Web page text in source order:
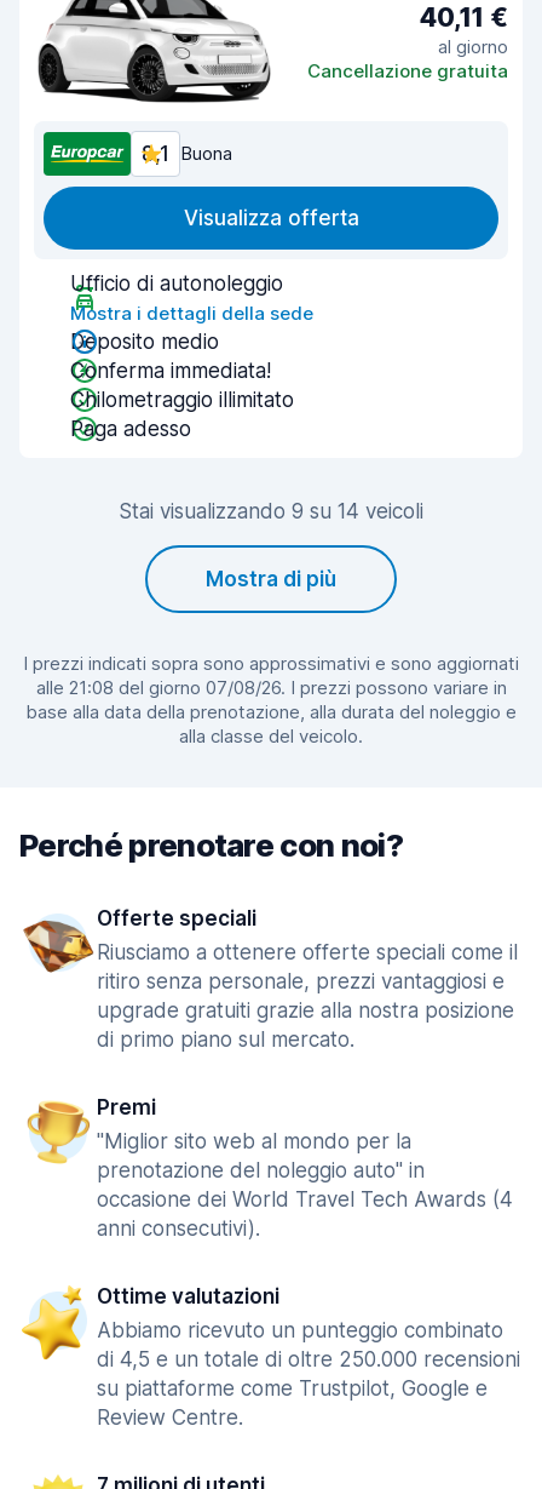
40,11 €
al giorno
Cancellazione gratuita
8,1 Buona
Visualizza offerta
Ufficio di autonoleggio
Mostra i dettagli della sede
Deposito medio
Conferma immediata!
Chilometraggio illimitato
Paga adesso
Stai visualizzando 9 su 14 veicoli
Mostra di più
I prezzi indicati sopra sono approssimativi e sono aggiornati
alle 21:08 del giorno 07/08/26. I prezzi possono variare in
base alla data della prenotazione, alla durata del noleggio e
alla classe del veicolo.
Perché prenotare con noi?
Offerte speciali
Riusciamo a ottenere offerte speciali come il
ritiro senza personale, prezzi vantaggiosi e
upgrade gratuiti grazie alla nostra posizione
di primo piano sul mercato.
Premi
"Miglior sito web al mondo per la
prenotazione del noleggio auto" in
occasione dei World Travel Tech Awards (4
anni consecutivi).
Ottime valutazioni
Abbiamo ricevuto un punteggio combinato
di 4,5 e un totale di oltre 250.000 recensioni
su piattaforme come Trustpilot, Google e
Review Centre.